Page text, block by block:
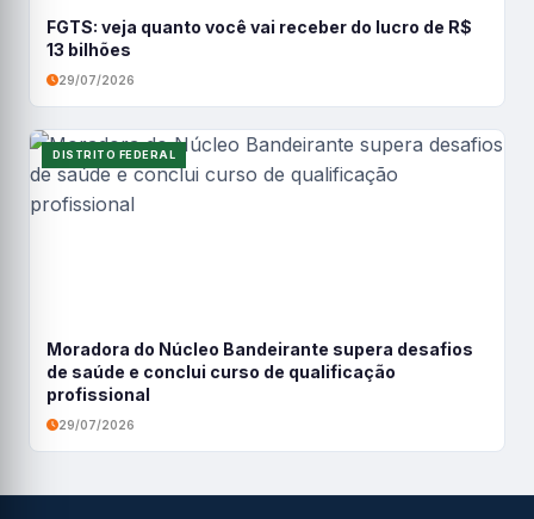
FGTS: veja quanto você vai receber do lucro de R$
13 bilhões
29/07/2026
DISTRITO FEDERAL
Moradora do Núcleo Bandeirante supera desafios
de saúde e conclui curso de qualificação
profissional
29/07/2026